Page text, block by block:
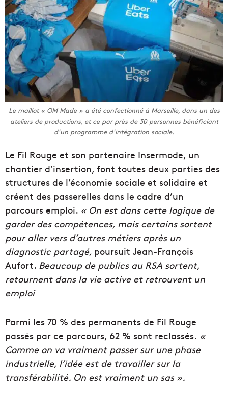
Le maillot « OM Made » a été confectionné à Marseille, dans un des
ateliers de productions, et ce par près de 30 personnes bénéficiant
d’un programme d’intégration sociale.
Le Fil Rouge et son partenaire Insermode, un
chantier d’insertion, font toutes deux parties des
structures de l’économie sociale et solidaire et
créent des passerelles dans le cadre d’un
parcours emploi. « On est dans cette logique de
garder des compétences, mais certains sortent
pour aller vers d’autres métiers après un
diagnostic partagé, poursuit Jean-François
Aufort. Beaucoup de publics au RSA sortent,
retournent dans la vie active et retrouvent un
emploi
Parmi les 70 % des permanents de Fil Rouge
passés par ce parcours, 62 % sont reclassés. «
Comme on va vraiment passer sur une phase
industrielle, l’idée est de travailler sur la
transférabilité. On est vraiment un sas ».